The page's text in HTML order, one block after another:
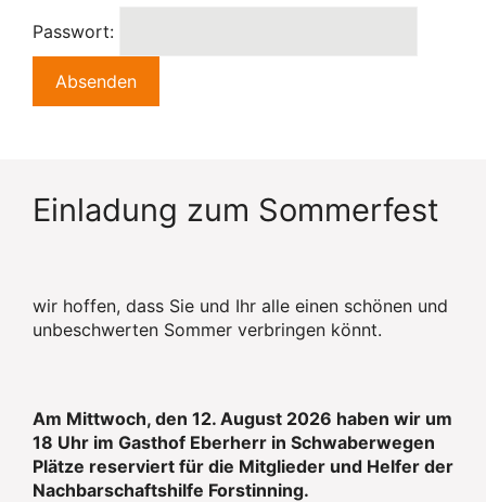
Passwort:
Einladung zum Sommerfest
wir hoffen, dass Sie und Ihr alle einen schönen und
unbeschwerten Sommer verbringen könnt.
Am Mittwoch, den 12. August 2026 haben wir um
18 Uhr im Gasthof Eberherr in Schwaberwegen
Plätze reserviert für die Mitglieder und Helfer der
Nachbarschaftshilfe Forstinning.